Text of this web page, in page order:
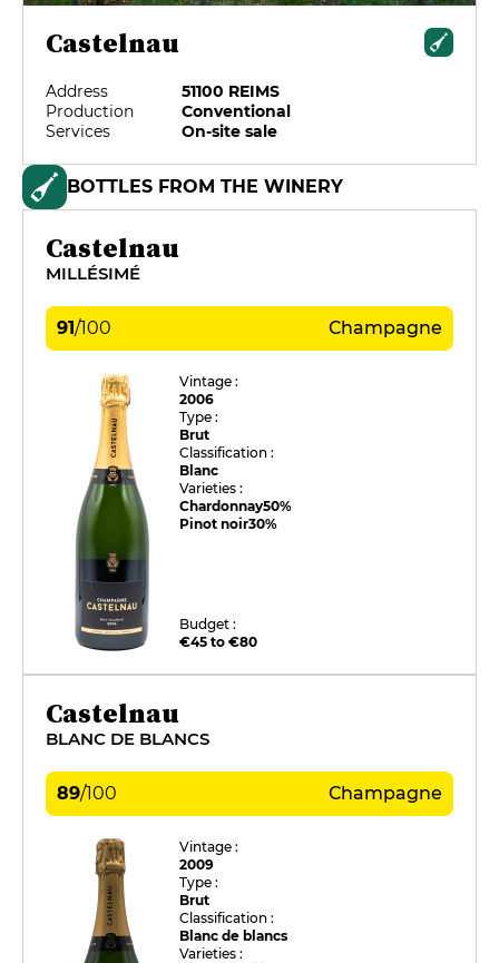
Castelnau
Address
51100 REIMS
Production
Conventional
Services
On-site sale
BOTTLES FROM THE WINERY
Castelnau
MILLÉSIMÉ
91/100 Champagne
Vintage :
2006
Type :
Brut
Classification :
Blanc
Varieties :
Chardonnay50%
Pinot noir30%
Budget :
€45 to €80
Castelnau
BLANC DE BLANCS
89/100 Champagne
Vintage :
2009
Type :
Brut
Classification :
Blanc de blancs
Varieties :